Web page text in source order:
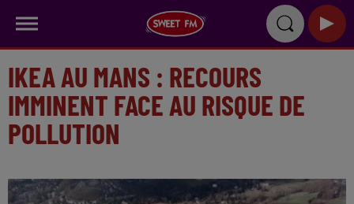
IKEA AU MANS : RECOURS
IMMINENT FACE AU RISQUE DE
POLLUTION